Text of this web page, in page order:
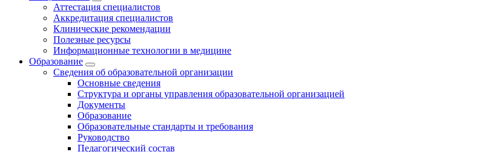
Аттестация специалистов
Аккредитация специалистов
Клинические рекомендации
Полезные ресурсы
Информационные технологии в медицине
Образование
Сведения об образовательной организации
Основные сведения
Структура и органы управления образовательной организацией
Документы
Образование
Образовательные стандарты и требования
Руководство
Педагогический состав